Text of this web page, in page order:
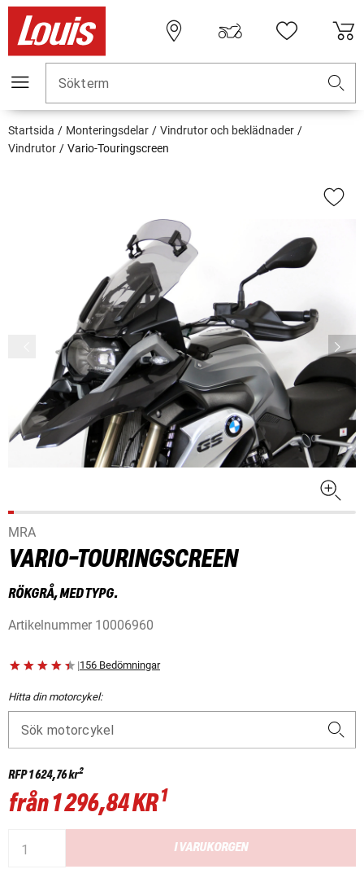
Sökterm
Startsida Monteringsdelar
Vindrutor och beklädnader
Vindrutor
Vario-Touringscreen
MRA
VARIO-TOURINGSCREEN
RÖKGRÅ, MED TYPG.
Artikelnummer 10006960
|156 Bedömningar
Hitta din motorcykel:
Sök motorcykel
RFP1 624,76 kr2
från1 296,84 KR1
I VARUKORGEN